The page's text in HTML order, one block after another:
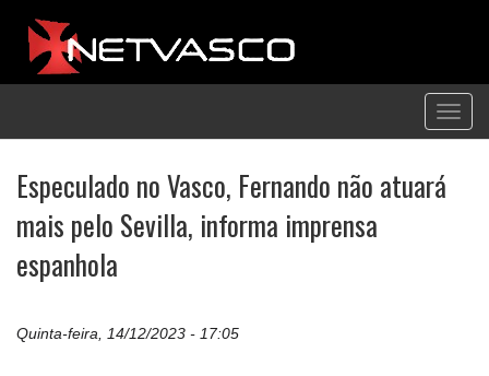
Especulado no Vasco, Fernando não atuará
mais pelo Sevilla, informa imprensa
espanhola
Quinta-feira, 14/12/2023 - 17:05